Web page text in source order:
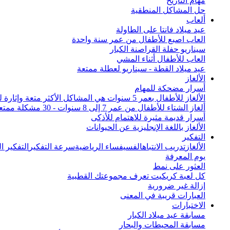
حل المشاكل المنطقية
ألعاب
عيد ميلاد فانتا على الطاولة
العاب اصبع للأطفال من عمر سنة واحدة
سيناريو حفلة القراصنة الكبار
العاب للأطفال أثناء المشي
عيد ميلاد القطة - سيناريو لعطلة ممتعة
الألغاز
أسرار مضحكة للمهام
الألغاز للأطفال بعمر 5 سنوات هي المشاكل الأكثر متعة وإثارة للاهتمام من جميع أنحاء العالم
ألغاز الشتاء للأطفال من عمر 7 إلى 8 سنوات - 30 مشكلة ممتعة
أسرار قديمة مثيرة للاهتمام للأذكى
الألغاز باللغة الإنجليزية عن الحيوانات
التفكير
الألغاز تدريب الانتباهالفسيفساء الرياضيةسرعة التفكير
يوم المعرفة
العثور على نمط
كل لعبة كريكيت تعرف مجموعتك القطبية
إزالة غير ضرورية
العبارات قريبة في المعنى
الاختبارات
مسابقة عيد ميلاد الكبار
مسابقة المحيطات والبحار